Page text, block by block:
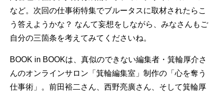
など。次回の仕事術特集でブルータスに取材されたらこ
う答えようかな？ なんて妄想をしながら、みなさんもご
自分の三箇条を考えてみてくださいね。
BOOK in BOOKは、真似のできない編集者・箕輪厚介さ
んのオンラインサロン「箕輪編集室」制作の「心を奪う
仕事術」。前田裕二さん、西野亮廣さん、そして箕輪厚